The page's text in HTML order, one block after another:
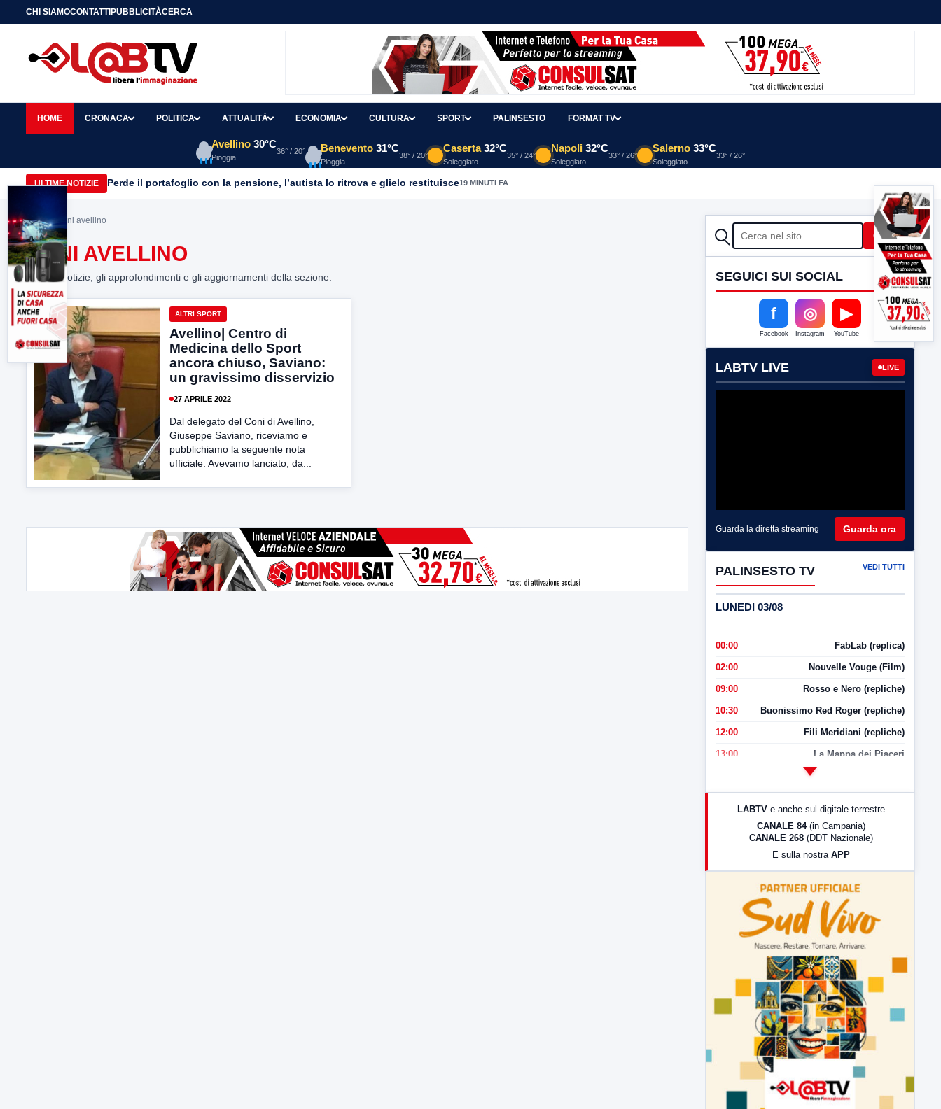
CHI SIAMOCONTATTIPUBBLICITÀCERCA
HOME CRONACA POLITICA ATTUALITÀ ECONOMIA CULTURA SPORT PALINSESTO FORMAT TV
Avellino 30°C
Pioggia
36° / 20° Benevento 31°C
Pioggia
38° / 20°
Caserta 32°C
Soleggiato
35° / 24°
Napoli 32°C
Soleggiato
33° / 26°
Salerno 33°C
Soleggiato
33° / 26°
ULTIME NOTIZIE Perde il portafoglio con la pensione, l’autista lo ritrova e glielo restituisce19 MINUTI FA
Home> coni avellino
CONI AVELLINO
Tutte le notizie, gli approfondimenti e gli aggiornamenti della sezione.
ALTRI SPORT
Avellino| Centro di
Medicina dello Sport
ancora chiuso, Saviano:
un gravissimo disservizio
27 APRILE 2022
Dal delegato del Coni di Avellino,
Giuseppe Saviano, riceviamo e
pubblichiamo la seguente nota
ufficiale. Avevamo lanciato, da...
CERCA Cerca
SEGUICI SUI SOCIAL
f
Facebook
◎
Instagram
▶
YouTube
LABTV LIVE LIVE
Guarda la diretta streaming Guarda ora
PALINSESTO TV VEDI TUTTI
LUNEDI 03/08
00:00 FabLab (replica)
02:00 Nouvelle Vouge (Film)
09:00 Rosso e Nero (repliche)
10:30 Buonissimo Red Roger (repliche)
12:00 Fili Meridiani (repliche)
13:00 La Mappa dei Piaceri
LabNews (Diretta)
LabNews (replica)
LABTV e anche sul digitale terrestre
CANALE 84 (in Campania)
CANALE 268 (DDT Nazionale)
E sulla nostra APP